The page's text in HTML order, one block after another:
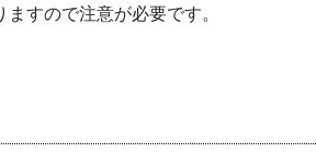
すので注意が必要です。